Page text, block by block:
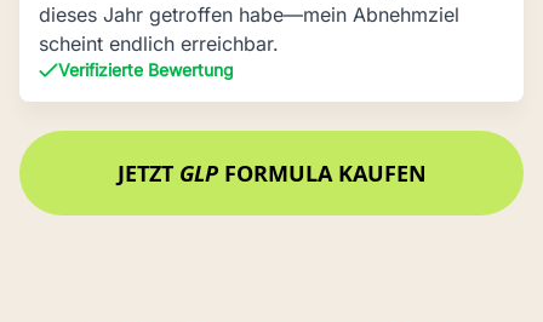
dieses Jahr getroffen habe—mein Abnehmziel
scheint endlich erreichbar.
Verifizierte Bewertung
JETZT GLPFORMULA KAUFEN